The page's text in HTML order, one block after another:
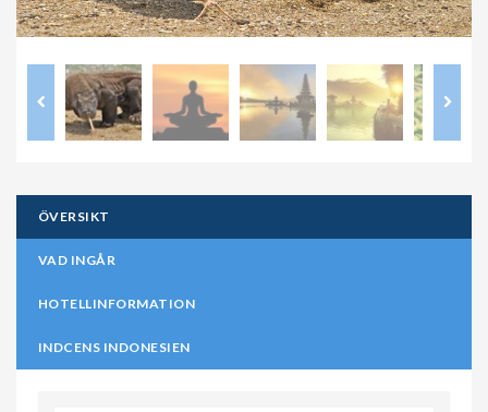
ÖVERSIKT
VAD INGÅR
HOTELLINFORMATION
INDCENS INDONESIEN